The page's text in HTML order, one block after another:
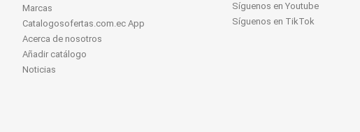
Marcas
Catalogosofertas.com.ec App
Acerca de nosotros
Añadir catálogo
Noticias
Síguenos en Youtube
Síguenos en TikTok